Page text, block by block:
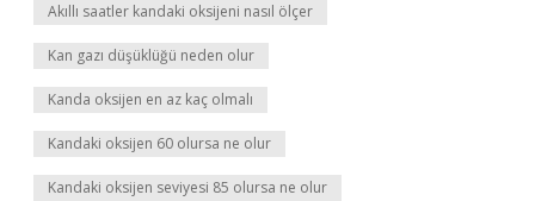
Akıllı saatler kandaki oksijeni nasıl ölçer
Kan gazı düşüklüğü neden olur
Kanda oksijen en az kaç olmalı
Kandaki oksijen 60 olursa ne olur
Kandaki oksijen seviyesi 85 olursa ne olur